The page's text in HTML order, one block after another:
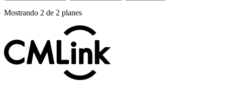
Mostrando 2 de 2 planes